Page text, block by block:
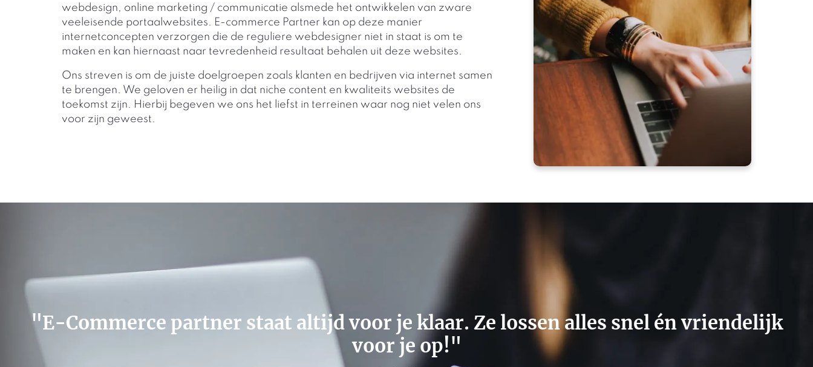
webdesign, online marketing / communicatie alsmede het ontwikkelen van zware
veeleisende portaalwebsites. E-commerce Partner kan op deze manier
internetconcepten verzorgen die de reguliere webdesigner niet in staat is om te
maken en kan hiernaast naar tevredenheid resultaat behalen uit deze websites.
Ons streven is om de juiste doelgroepen zoals klanten en bedrijven via internet samen
te brengen. We geloven er heilig in dat niche content en kwaliteits websites de
toekomst zijn. Hierbij begeven we ons het liefst in terreinen waar nog niet velen ons
voor zijn geweest.
"E-Commerce partner staat altijd voor je klaar. Ze lossen alles snel én vriendelijk
voor je op!"